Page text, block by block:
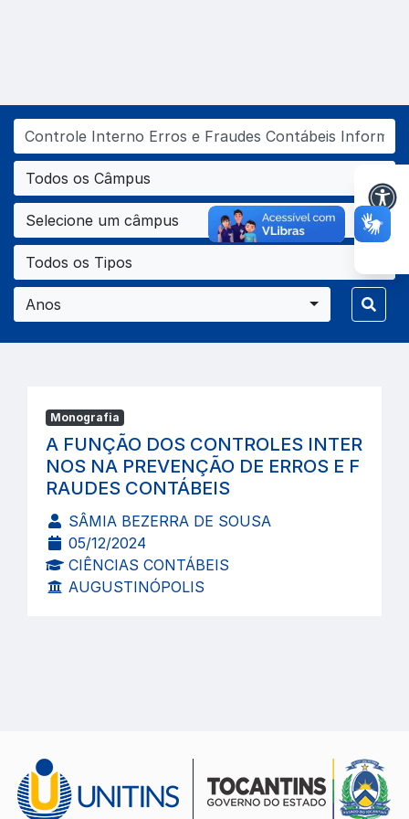
Todos os Câmpus
Selecione um câmpus
Todos os Tipos
Anos
Monografia
A FUNÇÃO DOS CONTROLES INTER
NOS NA PREVENÇÃO DE ERROS E F
RAUDES CONTÁBEIS
SÂMIA BEZERRA DE SOUSA
05/12/2024
CIÊNCIAS CONTÁBEIS
AUGUSTINÓPOLIS